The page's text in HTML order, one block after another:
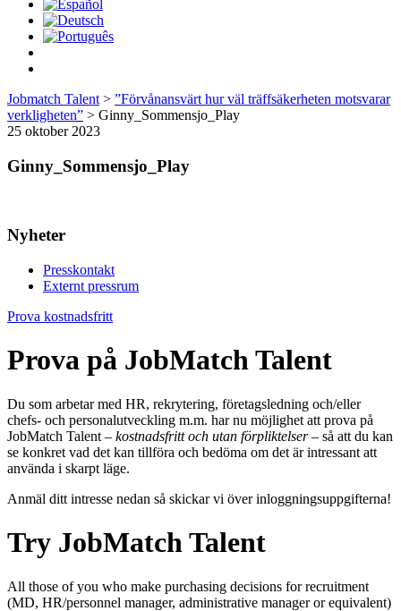
Jobmatch Talent > ”Förvånansvärt hur väl träffsäkerheten motsvarar
verkligheten” > Ginny_Sommensjo_Play
25 oktober 2023
Ginny_Sommensjo_Play
Nyheter
Presskontakt
Externt pressrum
Prova kostnadsfritt
Prova på JobMatch Talent
Du som arbetar med HR, rekrytering, företagsledning och/eller
chefs- och personalutveckling m.m. har nu möjlighet att prova på
JobMatch Talent – kostnadsfritt och utan förpliktelser– så att du kan
se konkret vad det kan tillföra och bedöma om det är intressant att
använda i skarpt läge.
Anmäl ditt intresse nedan så skickar vi över inloggningsuppgifterna!
Try JobMatch Talent
All those of you who make purchasing decisions for recruitment
(MD, HR/personnel manager, administrative manager or equivalent)